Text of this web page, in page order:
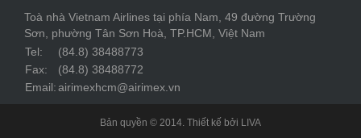
Toà nhà Vietnam Airlines tại phía Nam, 49 đường Trường
Sơn, phường Tân Sơn Hoà, TP.HCM, Việt Nam
Tel:
(84.8) 38488773
Fax:
(84.8) 38488772
Email:airimexhcm@airimex.vn
Bản quyền © 2014. Thiết kế bởi LIVA